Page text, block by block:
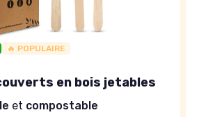
🔥 POPULAIRE
en bois jetables
et compostable